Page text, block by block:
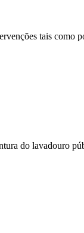
tais como
do lavadouro